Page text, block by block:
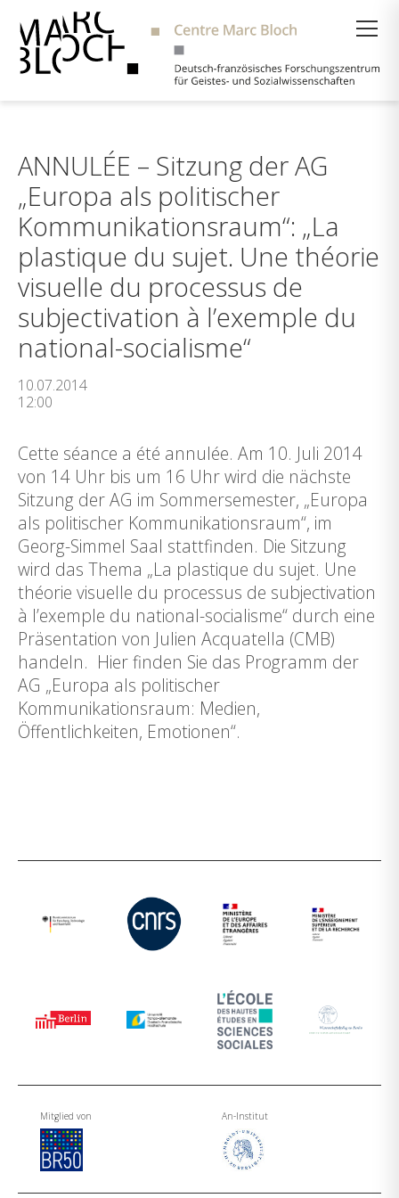
ANNULÉE – Sitzung der AG
„Europa als politischer
Kommunikationsraum“: „La
plastique du sujet. Une théorie
visuelle du processus de
subjectivation à l’exemple du
national-socialisme“
10.07.2014
12:00
Cette séance a été annulée. Am 10. Juli 2014
von 14 Uhr bis um 16 Uhr wird die nächste
Sitzung der AG im Sommersemester, „Europa
als politischer Kommunikationsraum“, im
Georg-Simmel Saal stattfinden. Die Sitzung
wird das Thema „La plastique du sujet. Une
théorie visuelle du processus de subjectivation
à l’exemple du national-socialisme“ durch eine
Präsentation von Julien Acquatella (CMB)
handeln. Hier finden Sie das Programm der
AG „Europa als politischer
Kommunikationsraum: Medien,
Öffentlichkeiten, Emotionen“.
Mitglied von An-Institut